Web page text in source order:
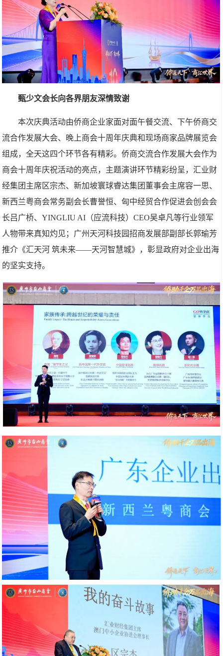
甄少文会长向各界朋友深情致谢
本次庆典活动由侨商企业家面对面午餐交流、下午侨商交
流合作发展大会、晚上商会十周年庆典和现场商家品牌展览会
组成，全天这四个环节各有精彩。侨商交流合作发展大会作为
商会十周年庆祝活动的亮点，主题演讲环节精彩纷呈，汇业财
经集团主席区宗杰、新加坡寰球睿达集团董事会主席容一思、
新西兰粤商会常务副会长曹誉恒、匈中经贸合作促进会创会会
长吕广桥、YINGLIU AI（应流科技）CEO吴卓凡等行业领军
人物带来真知灼见；广州天河科技园招商发展部副部长郭瑜芳
推介《汇天河 筑未来——天河智慧城》，彰显政府对企业出海
的坚实支持。